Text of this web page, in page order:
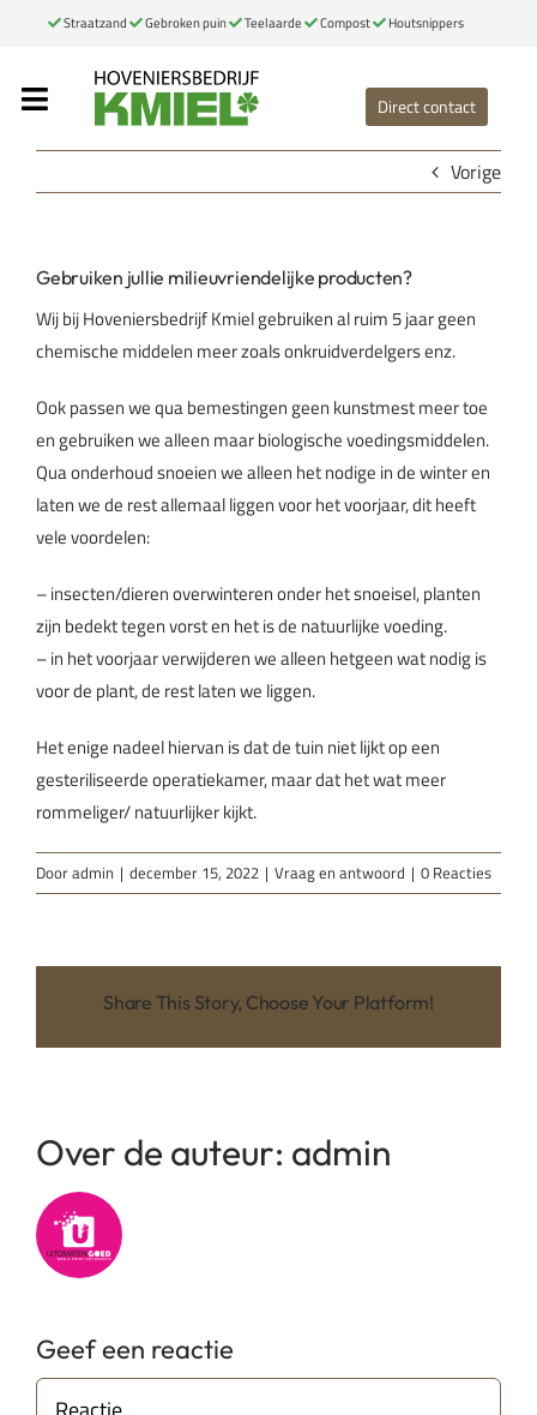
inhoud
Straatzand Gebroken puin Teelaarde Compost Houtsnippers
Toggle
Navigation
Portfolio
Over ons
Contact
Bemestingsformulier
Direct contact
Vorige
Gebruiken jullie milieuvriendelijke producten?
Wij bij Hoveniersbedrijf Kmiel gebruiken al ruim 5 jaar geen
chemische middelen meer zoals onkruidverdelgers enz.
Ook passen we qua bemestingen geen kunstmest meer toe
en gebruiken we alleen maar biologische voedingsmiddelen.
Qua onderhoud snoeien we alleen het nodige in de winter en
laten we de rest allemaal liggen voor het voorjaar, dit heeft
vele voordelen:
– insecten/dieren overwinteren onder het snoeisel, planten
zijn bedekt tegen vorst en het is de natuurlijke voeding.
– in het voorjaar verwijderen we alleen hetgeen wat nodig is
voor de plant, de rest laten we liggen.
Het enige nadeel hiervan is dat de tuin niet lijkt op een
gesteriliseerde operatiekamer, maar dat het wat meer
rommeliger/ natuurlijker kijkt.
Dooradmin | december 15, 2022 | Vraag en antwoord | 0 Reacties
Share This Story, Choose Your Platform!
Over de auteur: admin
Geef een reactie
Reactie